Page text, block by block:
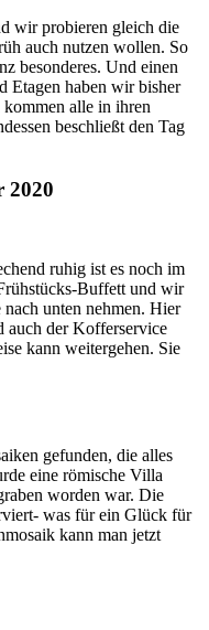
wir probieren gleich die
auch nutzen wollen. So
besonderes. Und einen
Etagen haben wir bisher
alle in ihren
beschließt den Tag
2020
ruhig ist es noch im
Buffett und wir
unten nehmen. Hier
auch der Kofferservice
kann weitergehen. Sie
gefunden, die alles
eine römische Villa
worden war. Die
was für ein Glück für
kann man jetzt